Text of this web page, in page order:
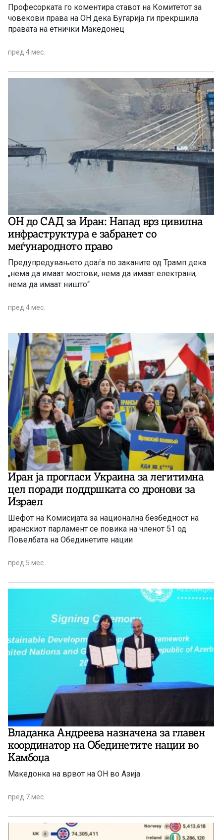
Професорката го коментира ставот на Комитетот за
човекови права на ОН дека Бугарија ги прекршила
правата на етнички Македонец
пред 4 мес.
ОН до САД за Иран: Напад врз цивилна
инфраструктура е забранет со
меѓународното право
Предупредувањето доаѓа по заканите од Трамп дека
„нема да имаат мостови, нема да имаат електрани,
нема да имаат ништо“
пред 4 мес.
Иран ја прогласи Украина за легитимна
цел поради поддршката со дронови за
Израел
Шефот на Комисијата за национална безбедност на
иранскиот парламент се повика на членот 51 од
Повелбата на Обединетите нации
пред 5 мес.
Владанка Андреева назначена за главен
координатор на Обединетите нации во
Камбоџа
Македонка на врвот на ОН во Азија
пред 7 мес.